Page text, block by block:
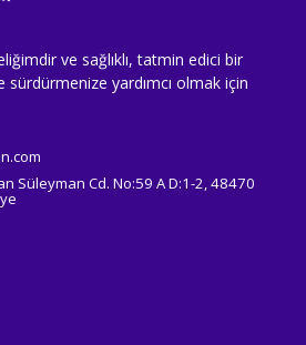
ve sağlıklı, tatmin edici bir
yardımcı olmak için
Süleyman Cd. No:59 A D:1-2, 48470